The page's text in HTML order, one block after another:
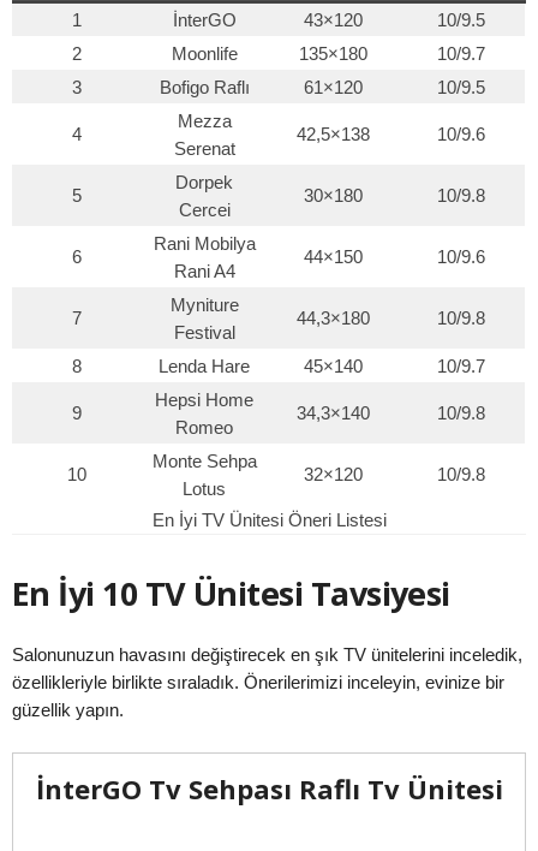
1
İnterGO 43×120
10/9.5
2
Moonlife 135×180
10/9.7
3
Bofigo Raflı 61×120 10/9.5
4
Mezza
Serenat
42,5×138 10/9.6
5
Dorpek
Cercei
30×180 10/9.8
6
Rani Mobilya
Rani A4
44×150 10/9.6
7
Myniture
Festival
44,3×180 10/9.8
8 Lenda Hare 45×140 10/9.7
9
Hepsi Home
Romeo
34,3×140 10/9.8
10
Monte Sehpa
Lotus
32×120 10/9.8
En İyi TV Ünitesi Öneri Listesi
En İyi 10 TV Ünitesi Tavsiyesi
Salonunuzun havasını değiştirecek en şık TV ünitelerini inceledik,
özellikleriyle birlikte sıraladık. Önerilerimizi inceleyin, evinize bir
güzellik yapın.
İnterGO Tv Sehpası Raflı Tv Ünitesi